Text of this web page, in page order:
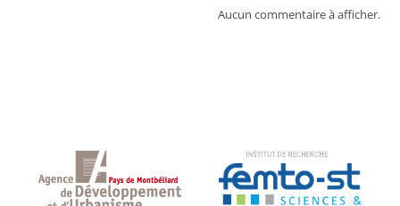
Aucun commentaire à afficher.